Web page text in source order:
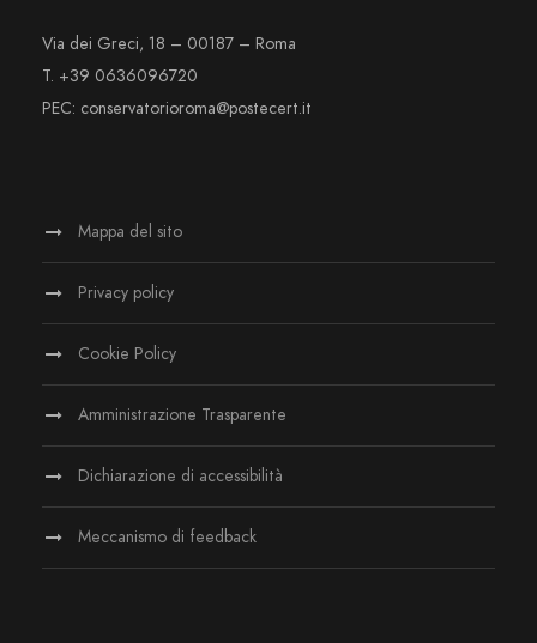
Via dei Greci, 18 – 00187 – Roma
T. +39 0636096720
PEC: conservatorioroma@postecert.it
Mappa del sito
Privacy policy
Cookie Policy
Amministrazione Trasparente
Dichiarazione di accessibilità
Meccanismo di feedback